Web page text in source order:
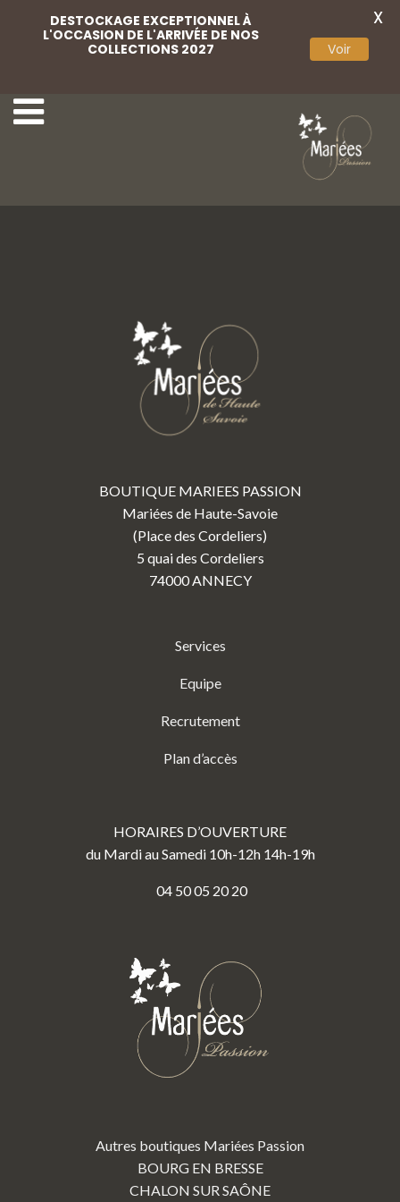
BOUTIQUE MARIEES PASSION
Mariées de Haute-Savoie
(Place des Cordeliers)
5 quai des Cordeliers
74000 ANNECY
Services
Equipe
Recrutement
Plan d’accès
HORAIRES D’OUVERTURE
du Mardi au Samedi 10h-12h 14h-19h
04 50 05 20 20
Autres boutiques Mariées Passion
BOURG EN BRESSE
CHALON SUR SAÔNE
DESTOCKAGE EXCEPTIONNEL À
L'OCCASION DE L'ARRIVÉE DE NOS
COLLECTIONS 2027
Voir
X